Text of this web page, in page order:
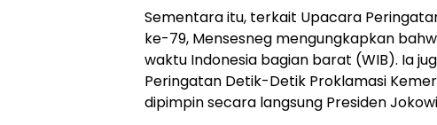
Sementara itu, terkait Upacara
ke-79, Mensesneg mengungkapkan
waktu Indonesia bagian barat (WIB). Ia
Peringatan Detik-Detik Proklamasi
dipimpin secara langsung Presiden